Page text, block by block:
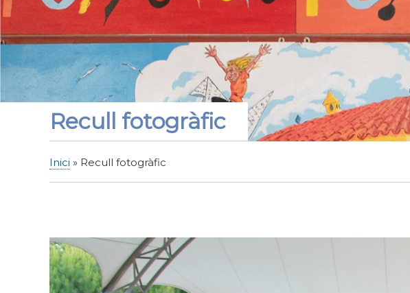
Recull fotogràfic
Inici Recull fotogràfic